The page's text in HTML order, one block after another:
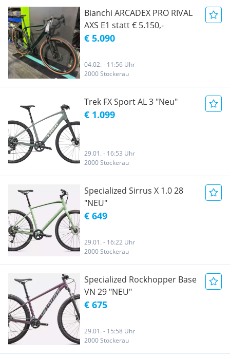
Bianchi ARCADEX PRO RIVAL
AXS E1 statt € 5.150,-
€ 5.090
04.02. - 11:56 Uhr
2000 Stockerau
Trek FX Sport AL 3 "Neu"
€ 1.099
29.01. - 16:53 Uhr
2000 Stockerau
Specialized Sirrus X 1.0 28
"NEU"
€ 649
29.01. - 16:22 Uhr
2000 Stockerau
Specialized Rockhopper Base
VN 29 "NEU"
€ 675
29.01. - 15:58 Uhr
2000 Stockerau